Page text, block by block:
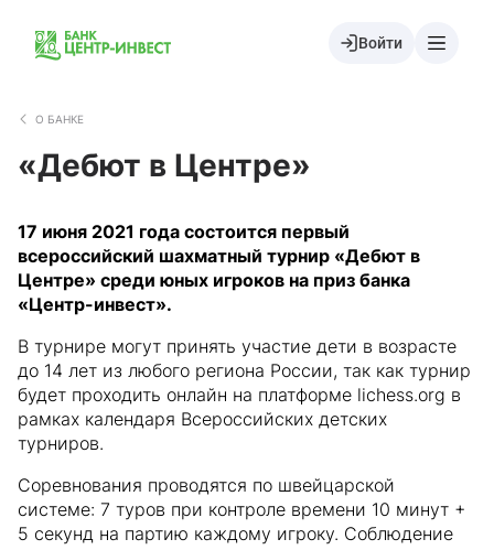
Войти
О БАНКЕ
«Дебют в Центре»
17 июня 2021 года состоится первый
всероссийский шахматный турнир «Дебют в
Центре» среди юных игроков на приз банка
«Центр-инвест».
В турнире могут принять участие дети в возрасте
до 14 лет из любого региона России, так как турнир
будет проходить онлайн на платформе lichess.org в
рамках календаря Всероссийских детских
турниров.
Соревнования проводятся по швейцарской
системе: 7 туров при контроле времени 10 минут +
5 секунд на партию каждому игроку. Соблюдение